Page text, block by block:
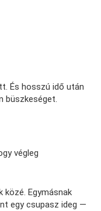
És hosszú idő után
büszkeséget.
végleg
közé. Egymásnak
egy csupasz ideg —